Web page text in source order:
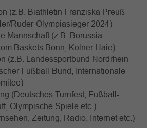
(z.B. Biathletin Franziska Preuß
Ruder-Olympiasieger 2024)
Mannschaft (z.B. Borussia
Baskets Bonn, Kölner Haie)
(z.B. Landessportbund Nordrhein-
Fußball-Bund, Internationale
(Deutsches Turnfest, Fußball-
Olympische Spiele etc.)
Zeitung, Radio, Internet etc.)